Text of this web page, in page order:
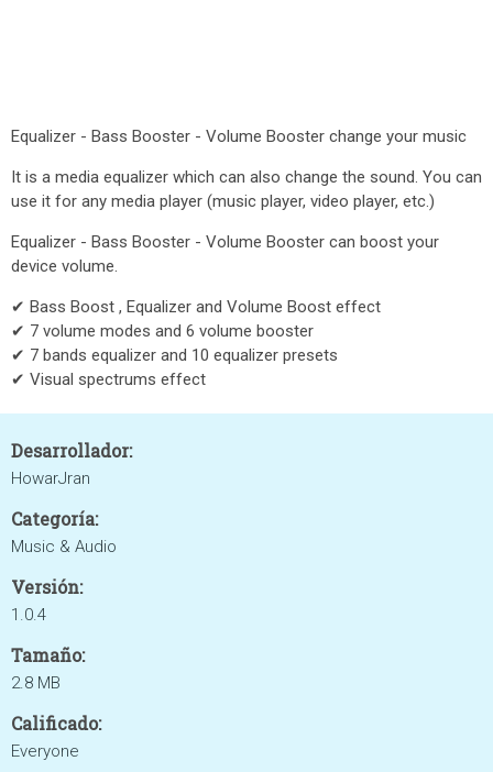
Equalizer - Bass Booster - Volume Booster change your music
It is a media equalizer which can also change the sound. You can
use it for any media player (music player, video player, etc.)
Equalizer - Bass Booster - Volume Booster can boost your
device volume.
✔ Bass Boost , Equalizer and Volume Boost effect
✔ 7 volume modes and 6 volume booster
✔ 7 bands equalizer and 10 equalizer presets
✔ Visual spectrums effect
Desarrollador:
HowarJran
Categoría:
Music & Audio
Versión:
1.0.4
Tamaño:
2.8 MB
Calificado:
Everyone